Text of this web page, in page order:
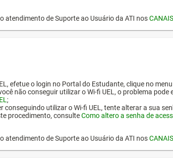
atendimento de Suporte ao Usuário da ATI nos
efetue o login no Portal do Estudante, clique no
não conseguir utilizar o Wi-fi UEL, o problema
;
utilizar o Wi-fi UEL, tente alterar a sua
procedimento, consulteComo altero a senha de
atendimento de Suporte ao Usuário da ATI nos